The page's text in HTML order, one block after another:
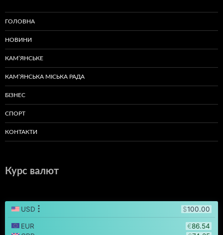
ГОЛОВНА
НОВИНИ
КАМ’ЯНСЬКЕ
КАМ’ЯНСЬКА МІСЬКА РАДА
БІЗНЕС
СПОРТ
КОНТАКТИ
Курс валют